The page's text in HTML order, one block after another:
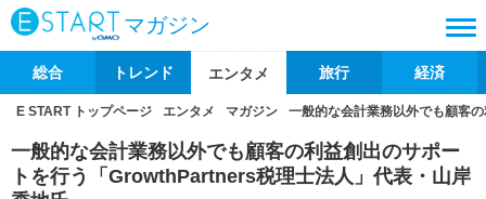
マガジン
総合 トレンド エンタメ 旅行 経済
E START トップページ エンタメ マガジン 一般的な会計業務以外でも顧客
一般的な会計業務以外でも顧客の利益創出のサポー
トを行う「GrowthPartners税理士法人」代表・山岸